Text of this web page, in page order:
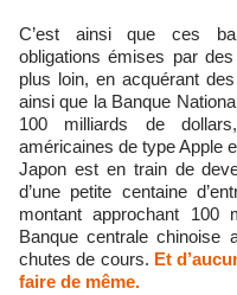
C’est ainsi que ces
obligations émises par
plus loin, en acquérant
ainsi que la Banque
100 milliards de
américaines de type Apple
Japon est en train de
d’une petite centaine
montant approchant 100
Banque centrale chinoise
chutes de cours. Et
faire de même.